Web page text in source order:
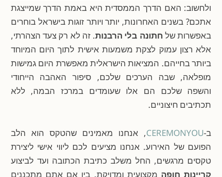
ולחשוב: האם הדרך הממסדית היא באמת הדרך שמייצגת
אתכם? בשנים האחרונות, יותר ויותר זוגות בישראל בוחרים
באפשרות שלחתונה בלי הרבנות. זה לא רק צעד הצהרתי,
אלא רצון עמוק לצקת משמעות אישית לתוך היום המיוחד
ביותר בחייהם. המציאות הישראלית מאפשרת היום גמישות
מופלאה, שבה הערכים שלכם, סיפור האהבה הייחודי
והשפה שלכם הם אלו שעומדים במרכז הבמה, ללא
תכתיבים חיצוניים.
ב-CEREMONYOU, אנחנו מאמינים שהטקס הוא הלב
הפועם של האירוע. אנחנו מציעים לכם ליווי אישי ליצירת
טקסים מרגשים, החל משלב כתיבת הכתובה ועד לביצוע
קריינות חופהמקצועית ומדויקת. בין אם אתם מתכננים